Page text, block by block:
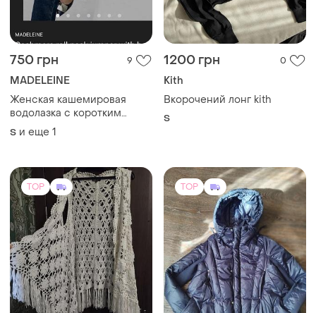
750 грн 9
MADELEINE
Женская кашемировая
водолазка с коротким
рукавом от немецкого
бренда madeleine.
пудрово-розовом цвете.
S и еще 1
1200 грн 0
Kith
Вкорочений лонг kith
S
TOP TOP